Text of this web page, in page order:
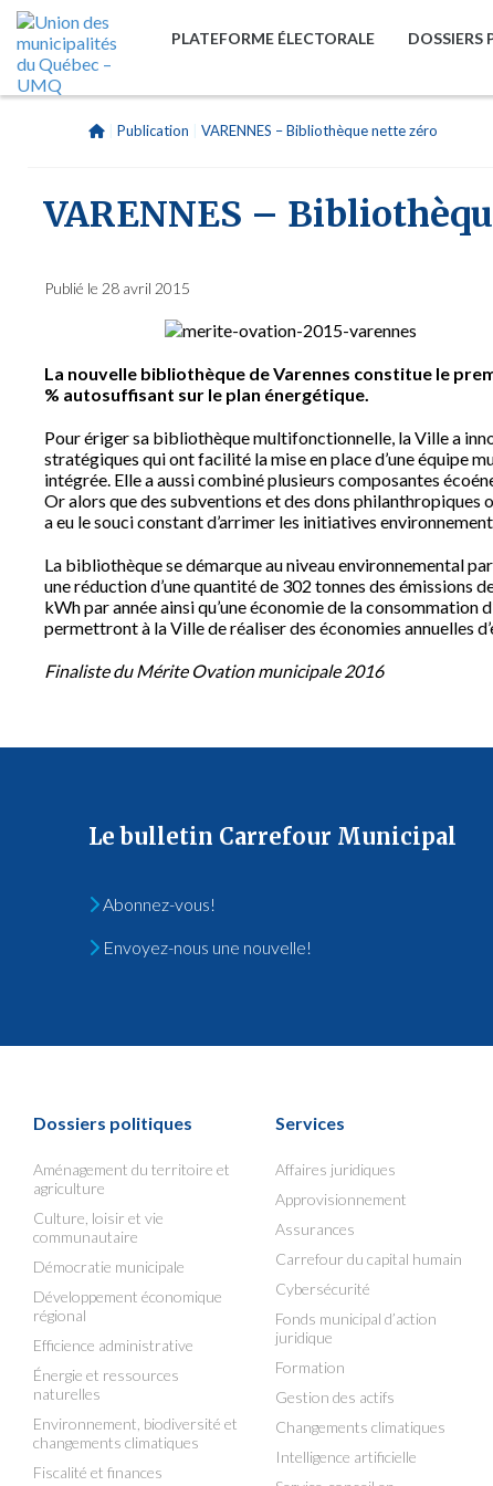
PLATEFORME ÉLECTORALE DOSSIERS
Publication VARENNES – Bibliothèque nette zéro
VARENNES –
Publié le 28 avril 2015
La nouvelle bibliothèque de Varennes constitue le
% autosuffisant sur le plan énergétique.
Pour ériger sa bibliothèque multifonctionnelle, la Ville a
stratégiques qui ont facilité la mise en place d’une équipe
intégrée. Elle a aussi combiné plusieurs composantes
Or alors que des subventions et des dons
a eu le souci constant d’arrimer les initiatives
La bibliothèque se démarque au niveau environnemental
une réduction d’une quantité de 302 tonnes des émissions
kWh par année ainsi qu’une économie de la consommation
permettront à la Ville de réaliser des économies annuelles
Finaliste du Mérite Ovation municipale 2016
Le bulletin Carrefour Municipal
Abonnez-vous!
Envoyez-nous une nouvelle!
Dossiers politiques
Aménagement du territoire et
agriculture
Culture, loisir et vie
communautaire
Démocratie municipale
Développement économique
régional
Efficience administrative
Énergie et ressources
naturelles
Environnement, biodiversité et
changements climatiques
Fiscalité et finances
Services
Affaires juridiques
Approvisionnement
Assurances
Carrefour du capital humain
Cybersécurité
Fonds municipal d’action
juridique
Formation
Gestion des actifs
Changements climatiques
Intelligence artificielle